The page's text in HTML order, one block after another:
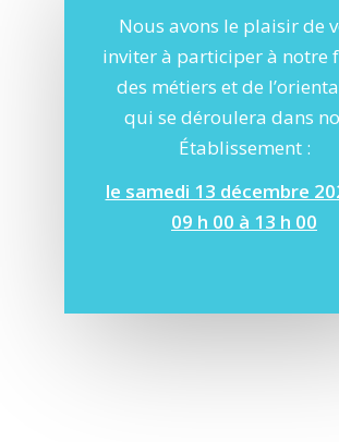
Nous avons le plaisir de
inviter à participer à notre
des métiers et de
qui se déroulera dans
Établissement :
le samedi 13 décembre
09 h 00 à 13 h 00